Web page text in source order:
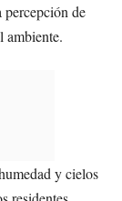
de
ambiente.
y cielos